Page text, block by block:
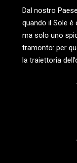
Dal nostro
quando il Sole
ma solo uno
tramonto: per
la traiettoria